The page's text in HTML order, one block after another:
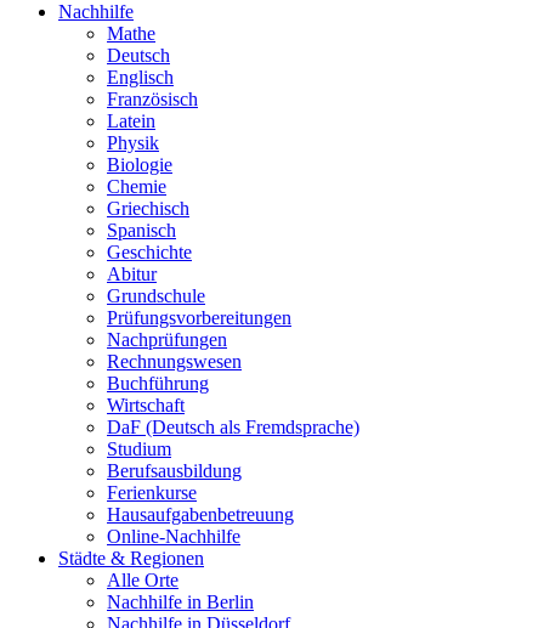
Nachhilfe
Mathe
Deutsch
Englisch
Französisch
Latein
Physik
Biologie
Chemie
Griechisch
Spanisch
Geschichte
Abitur
Grundschule
Prüfungsvorbereitungen
Nachprüfungen
Rechnungswesen
Buchführung
Wirtschaft
DaF (Deutsch als Fremdsprache)
Studium
Berufsausbildung
Ferienkurse
Hausaufgabenbetreuung
Online-Nachhilfe
Städte & Regionen
Alle Orte
Nachhilfe in Berlin